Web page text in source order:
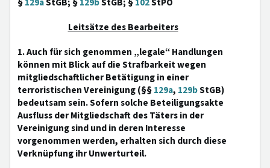
Leitsätze des Bearbeiters
1. Auch für sich genommen „legale“ Handlungen
können mit Blick auf die Strafbarkeit wegen
mitgliedschaftlicher Betätigung in einer
terroristischen Vereinigung (§§129a, 129bStGB)
bedeutsam sein. Sofern solche Beteiligungsakte
Ausfluss der Mitgliedschaft des Täters in der
Vereinigung sind und in deren Interesse
vorgenommen werden, erhalten sich durch diese
Verknüpfung ihr Unwerturteil.